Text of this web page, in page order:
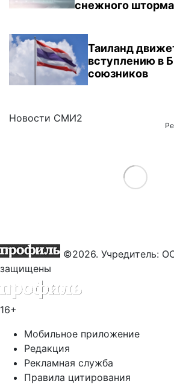
снежного шторма
Таиланд
вступлению в
союзников
Новости СМИ2
Load More
©2026. Учредитель:
защищены
16+
Мобильное приложение
Редакция
Рекламная служба
Правила цитирования